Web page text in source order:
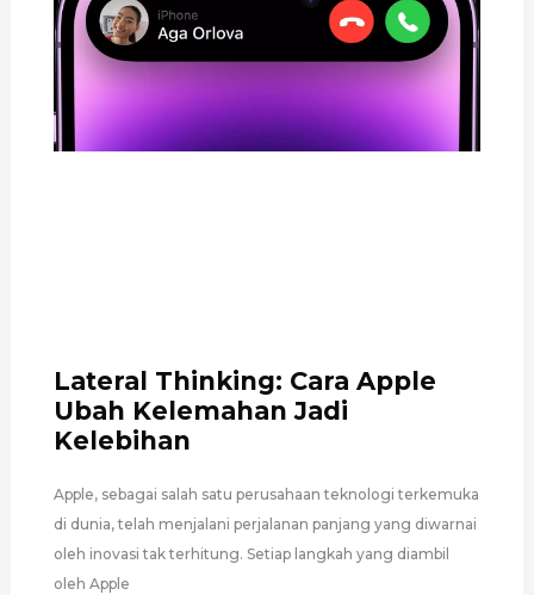
Lateral Thinking: Cara Apple
Ubah Kelemahan Jadi
Kelebihan
Apple, sebagai salah satu perusahaan teknologi terkemuka
di dunia, telah menjalani perjalanan panjang yang diwarnai
oleh inovasi tak terhitung. Setiap langkah yang diambil
oleh Apple